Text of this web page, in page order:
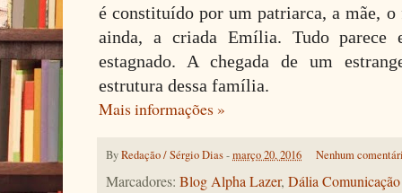
é constituído por um patriarca, a mãe,
ainda, a criada Emília. Tudo parece
estagnado. A chegada de um
estrutura dessa família.
Mais informações »
ByRedação / Sérgio Dias-março 20, 2016 Nenhum
Marcadores: Blog Alpha Lazer, Dália